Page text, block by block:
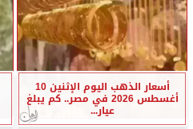
أسعار الذهب اليوم الإثنين 10
أغسطس 2026 في مصر.. كم يبلغ
عيار...